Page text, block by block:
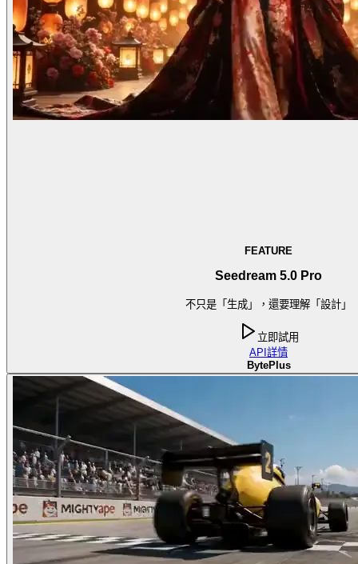
FEATURE
Seedream 5.0 Pro
不只是「生成」，還要理解「設計」
立即試用
API 詳情
BytePlus